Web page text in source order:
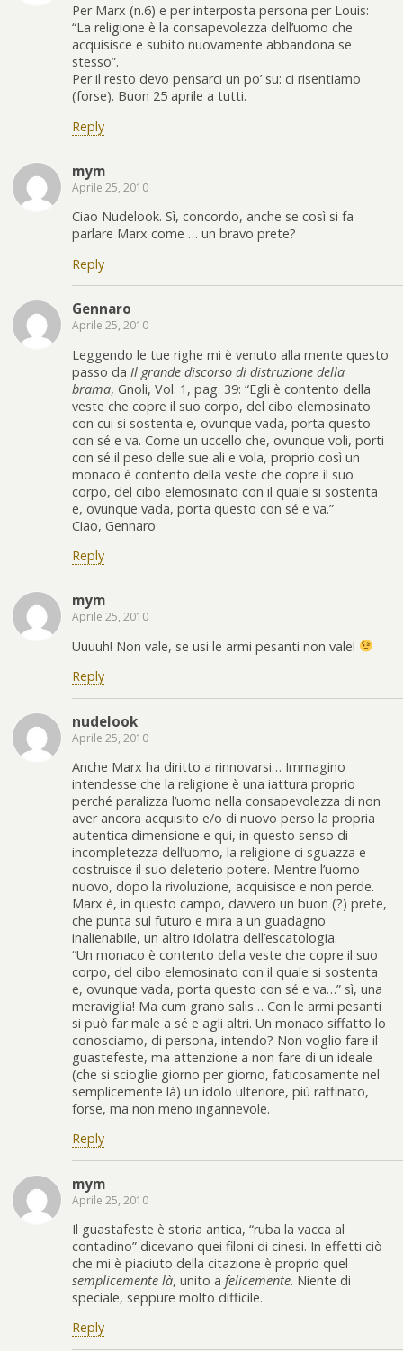
Per Marx (n.6) e per interposta persona per Louis:
“La religione è la consapevolezza dell’uomo che
acquisisce e subito nuovamente abbandona se
stesso”.
Per il resto devo pensarci un po’ su: ci risentiamo
(forse). Buon 25 aprile a tutti.
Reply
mym
Aprile 25, 2010
Ciao Nudelook. Sì, concordo, anche se così si fa
parlare Marx come … un bravo prete?
Reply
Gennaro
Aprile 25, 2010
Leggendo le tue righe mi è venuto alla mente questo
passo da Il grande discorso di distruzione della
brama, Gnoli, Vol. 1, pag. 39: “Egli è contento della
veste che copre il suo corpo, del cibo elemosinato
con cui si sostenta e, ovunque vada, porta questo
con sé e va. Come un uccello che, ovunque voli, porti
con sé il peso delle sue ali e vola, proprio così un
monaco è contento della veste che copre il suo
corpo, del cibo elemosinato con il quale si sostenta
e, ovunque vada, porta questo con sé e va.”
Ciao, Gennaro
Reply
mym
Aprile 25, 2010
Uuuuh! Non vale, se usi le armi pesanti non vale!
Reply
nudelook
Aprile 25, 2010
Anche Marx ha diritto a rinnovarsi… Immagino
intendesse che la religione è una iattura proprio
perché paralizza l’uomo nella consapevolezza di non
aver ancora acquisito e/o di nuovo perso la propria
autentica dimensione e qui, in questo senso di
incompletezza dell’uomo, la religione ci sguazza e
costruisce il suo deleterio potere. Mentre l’uomo
nuovo, dopo la rivoluzione, acquisisce e non perde.
Marx è, in questo campo, davvero un buon (?) prete,
che punta sul futuro e mira a un guadagno
inalienabile, un altro idolatra dell’escatologia.
“Un monaco è contento della veste che copre il suo
corpo, del cibo elemosinato con il quale si sostenta
e, ovunque vada, porta questo con sé e va…” sì, una
meraviglia! Ma cum grano salis… Con le armi pesanti
si può far male a sé e agli altri. Un monaco siffatto lo
conosciamo, di persona, intendo? Non voglio fare il
guastefeste, ma attenzione a non fare di un ideale
(che si scioglie giorno per giorno, faticosamente nel
semplicemente là) un idolo ulteriore, più raffinato,
forse, ma non meno ingannevole.
Reply
mym
Aprile 25, 2010
Il guastafeste è storia antica, “ruba la vacca al
contadino” dicevano quei filoni di cinesi. In effetti ciò
che mi è piaciuto della citazione è proprio quel
semplicemente là, unito a felicemente. Niente di
speciale, seppure molto difficile.
Reply